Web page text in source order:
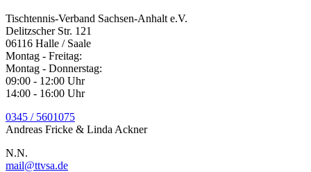
Tischtennis-Verband Sachsen-Anhalt e.V.
Delitzscher Str. 121
06116 Halle / Saale
Montag - Freitag:
Montag - Donnerstag:
09:00 - 12:00 Uhr
14:00 - 16:00 Uhr
0345 / 5601075
Andreas Fricke & Linda Ackner
N.N.
mail@ttvsa.de